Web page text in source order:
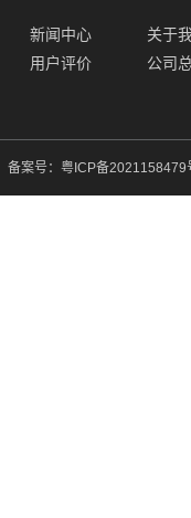
新闻中心
关于
用户评价 公司
备案号： 粤ICP备2021158479